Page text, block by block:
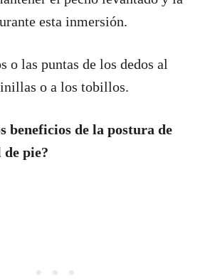
esta inmersión.
o las puntas de los dedos al
o a los tobillos.
beneficios de la postura de
pie?